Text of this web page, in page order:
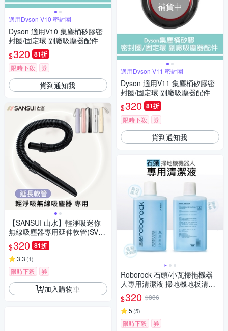
適用Dyson V10 密封圈
Dyson 適用V10 集塵桶矽膠密
封圈/固定環 副廠吸塵器配件
$320 81折
限時下殺 券
貨到通知我
【SANSUI 山水】輕淨吸迷你
無線吸塵器專用延伸軟管(SVC-
DD1/SVC-L175/SVC-PP3適用)
$320 81折
3.3 (1)
限時下殺 券
加入購物車
補貨中
適用Dyson V11 密封圈
Dyson 適用V11 集塵桶矽膠密
封圈/固定環 副廠吸塵器配件
$320 81折
限時下殺 券
貨到通知我
Roborock 石頭/小瓦掃拖機器
人專用清潔液 掃地機地板清潔
劑(1000ml /副廠)
$320 $336
5 (5)
限時下殺 券